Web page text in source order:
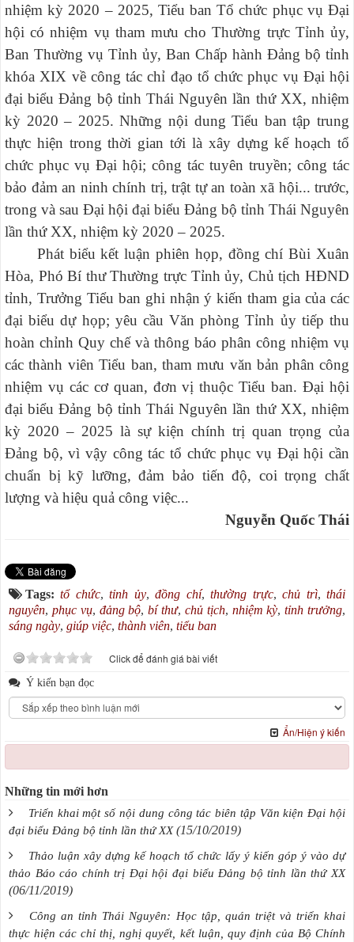
nhiệm kỳ 2020 – 2025, Tiểu ban Tổ chức phục vụ Đại
hội có nhiệm vụ tham mưu cho Thường trực Tỉnh ủy,
Ban Thường vụ Tỉnh ủy, Ban Chấp hành Đảng bộ tỉnh
khóa XIX về công tác chỉ đạo tổ chức phục vụ Đại hội
đại biểu Đảng bộ tỉnh Thái Nguyên lần thứ XX, nhiệm
kỳ 2020 – 2025. Những nội dung Tiểu ban tập trung
thực hiện trong thời gian tới là xây dựng kế hoạch tổ
chức phục vụ Đại hội; công tác tuyên truyền; công tác
bảo đảm an ninh chính trị, trật tự an toàn xã hội... trước,
trong và sau Đại hội đại biểu Đảng bộ tỉnh Thái Nguyên
lần thứ XX, nhiệm kỳ 2020 – 2025.
Phát biểu kết luận phiên họp, đồng chíBùi Xuân
Hòa, Phó Bí thư Thường trực Tỉnh ủy, Chủ tịch HĐND
tỉnh, Trưởng Tiểu ban ghi nhận ý kiến tham gia của các
đại biểu dự họp; yêu cầu Văn phòng Tỉnh ủy tiếp thu
hoàn chỉnh Quy chế và thông báo phân công nhiệm vụ
các thành viên Tiểu ban, tham mưu văn bản phân công
nhiệm vụ các cơ quan, đơn vị thuộc Tiểu ban. Đại hội
đại biểu Đảng bộ tỉnh Thái Nguyên lần thứ XX, nhiệm
kỳ 2020 – 2025 là sự kiện chính trị quan trọng của
Đảng bộ, vì vậy công tác tổ chức phục vụ Đại hội cần
chuẩn bị kỹ lưỡng, đảm bảo tiến độ, coi trọng chất
lượng và hiệu quả công việc...
Nguyễn Quốc Thái
Tags:tổ chức,tỉnh ủy,đồng chí,thường trực,chủ trì,thái
nguyên, phục vụ, đảng bộ,bí thư, chủ tịch, nhiệm kỳ,tỉnh trưởng,
sáng ngày, giúp việc, thành viên, tiểu ban
Click để đánh giá bài viết
Ý kiến bạn đọc
Ẩn/Hiện ý kiến
Những tin mới hơn
Triển khai một số nội dung công tác biên tập Văn kiện Đại hội
đại biểu Đảng bộ tỉnh lần thứ XX (15/10/2019)
Thảo luận xây dựng kế hoạch tổ chức lấy ý kiến góp ý vào dự
thảo Báo cáo chính trị Đại hội đại biểu Đảng bộ tỉnh lần thứ XX
(06/11/2019)
Công an tỉnh Thái Nguyên: Học tập, quán triệt và triển khai
thực hiện các chỉ thị, nghị quyết, kết luận, quy định của Bộ Chính